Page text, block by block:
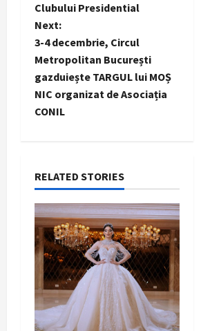
t
n
a
v
a
t
i
o
n
Clubului Presidential
Next:
3-4 decembrie, Circul
Metropolitan București
gazduiește TARGUL lui MOȘ
NIC organizat de Asociația
CONIL
RELATED STORIES